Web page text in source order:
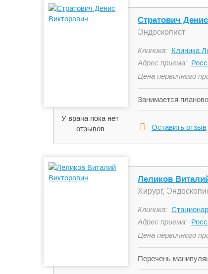
У врача пока нет
отзывов
Стратович
Эндоскопист
Клиника: Клиника
Адрес приема:
Цена первичного
Занимается
диагностических
эндоскопической
Оставить отзыв
Леликов
Хирург,
Клиника:
Адрес приема:
Цена первичного
Перечень